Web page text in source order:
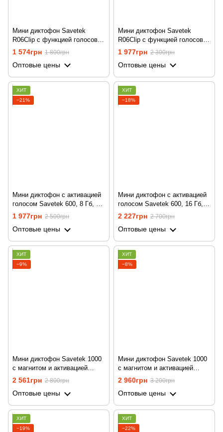
Мини диктофон Savetek
R06Clip с функцией голосовой
активации, 16 Гб, VOX, 10
часов записи
1 574грн 1 800грн
Оптовые цены
Мини диктофон Savetek
R06Clip с функцией голосовой
активации, 32 Гб, VOX, 10
часов записи
1 977грн 2 300грн
Оптовые цены
ХИТ
−21%
Мини диктофон с активацией
голосом Savetek 600, 8 Гб, 50
часов записи
1 977грн 2 500грн
Оптовые цены
ХИТ
−18%
Мини диктофон с активацией
голосом Savetek 600, 16 Гб,
50 часов записи
2 227грн 2 700грн
Оптовые цены
ХИТ
−9%
Мини диктофон Savetek 1000
с магнитом и активацией
голосом, 16 Gb, 600 часов
2 561грн 2 800грн
Оптовые цены
ХИТ
−8%
Мини диктофон Savetek 1000
с магнитом и активацией
голосом, 32 Gb, 600 часов
2 960грн 3 200грн
Оптовые цены
ХИТ
−19%
ХИТ
−22%